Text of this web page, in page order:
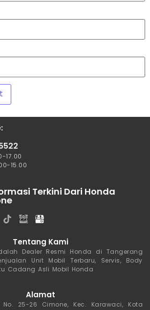
17.00
15.00
Terkini Dari Honda
Tentang Kami
Dealer Resmi Honda di Tangerang
Unit Mobil Terbaru, Servis, Body
Cadang Asli Mobil Honda
Alamat
25-26 Cimone, Kec. Karawaci, Kota